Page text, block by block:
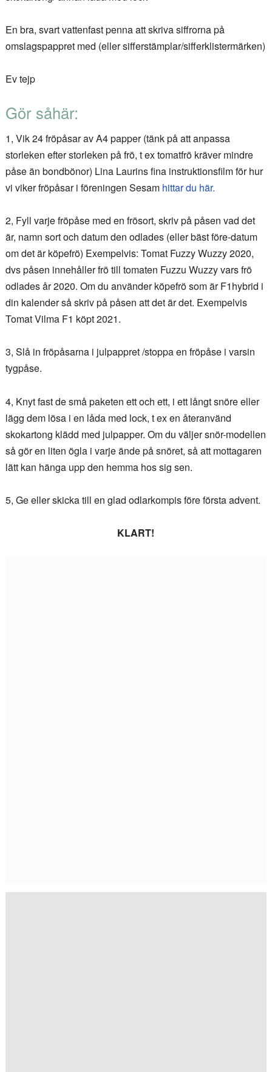
En bra, svart vattenfast penna att skriva siffrorna på
omslagspappret med (eller sifferstämplar/sifferklistermärken)
Ev tejp
Gör såhär:
1, Vik 24 fröpåsar av A4 papper (tänk på att anpassa
storleken efter storleken på frö, t ex tomatfrö kräver mindre
påse än bondbönor) Lina Laurins fina instruktionsfilm för hur
vi viker fröpåsar i föreningen Sesam hittar du här.
2, Fyll varje fröpåse med en frösort, skriv på påsen vad det
är, namn sort och datum den odlades (eller bäst före-datum
om det är köpefrö) Exempelvis: Tomat Fuzzy Wuzzy 2020,
dvs påsen innehåller frö till tomaten Fuzzu Wuzzy vars frö
odlades år 2020. Om du använder köpefrö som är F1hybrid i
din kalender så skriv på påsen att det är det. Exempelvis
Tomat Vilma F1 köpt 2021.
3, Slå in fröpåsarna i julpappret /stoppa en fröpåse i varsin
tygpåse.
4, Knyt fast de små paketen ett och ett, i ett långt snöre eller
lägg dem lösa i en låda med lock, t ex en återanvänd
skokartong klädd med julpapper. Om du väljer snör-modellen
så gör en liten ögla i varje ände på snöret, så att mottagaren
lätt kan hänga upp den hemma hos sig sen.
5, Ge eller skicka till en glad odlarkompis före första advent.
KLART!